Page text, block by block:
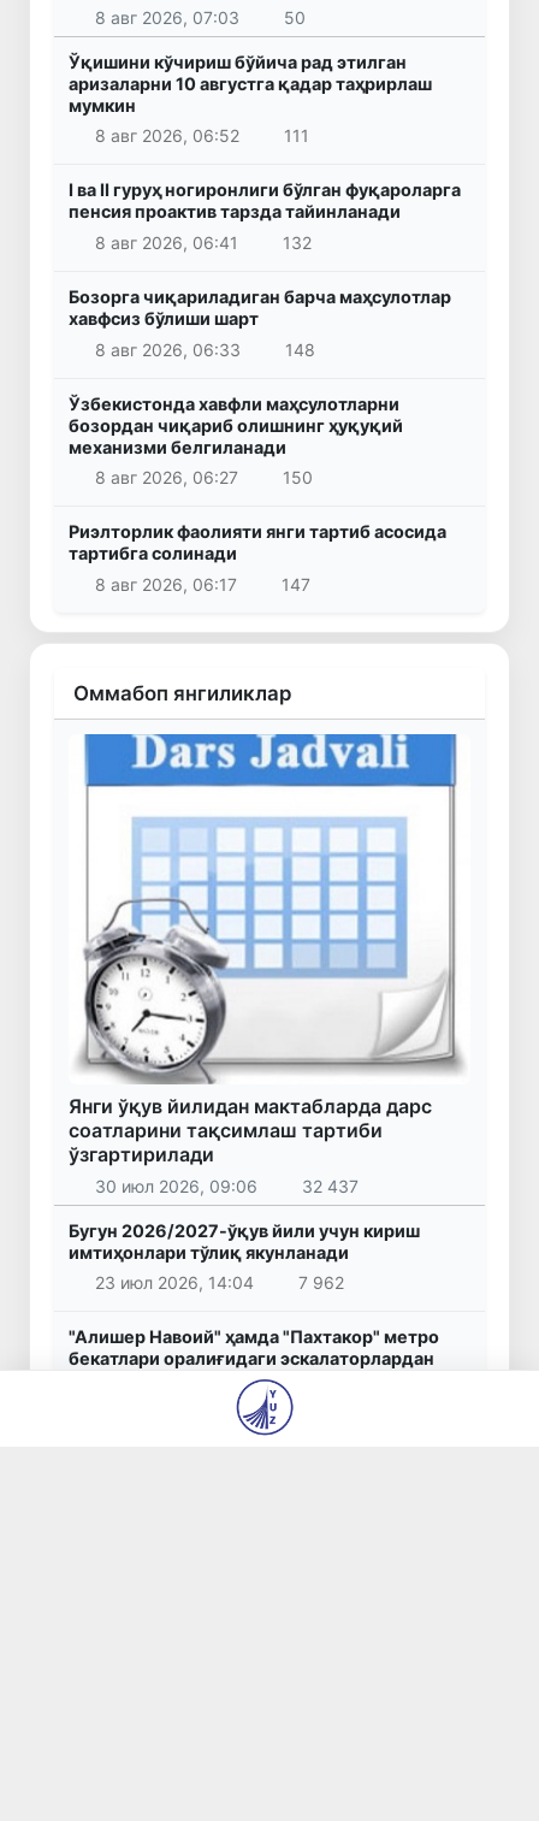
8 авг 2026, 07:03 50
Ўқишини кўчириш бўйича рад этилган
аризаларни 10 августга қадар таҳрирлаш
мумкин
8 авг 2026, 06:52
111
I ва II гуруҳ ногиронлиги бўлган фуқароларга
пенсия проактив тарзда тайинланади
8 авг 2026, 06:41
132
Бозорга чиқариладиган барча маҳсулотлар
хавфсиз бўлиши шарт
8 авг 2026, 06:33
148
Ўзбекистонда хавфли маҳсулотларни
бозордан чиқариб олишнинг ҳуқуқий
механизми белгиланади
8 авг 2026, 06:27
150
Риэлторлик фаолияти янги тартиб асосида
тартибга солинади
8 авг 2026, 06:17
147
Оммабоп янгиликлар
Янги ўқув йилидан мактабларда дарс
соатларини тақсимлаш тартиби
ўзгартирилади
30 июл 2026, 09:06 32 437
Бугун 2026/2027-ўқув йили учун кириш
имтиҳонлари тўлиқ якунланади
23 июл 2026, 14:04
7 962
"Алишер Навоий" ҳамда "Пахтакор" метро
бекатлари оралиғидаги эскалаторлардан
бири йўловчилар учун фойдаланишга қайта
7 692